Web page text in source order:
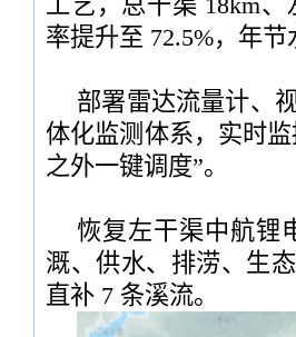
率提升至 72.5%，年节
部署雷达流量计、
体化监测体系，实时
之外一键调度”。
恢复左干渠中航锂
溉、供水、排涝、生
直补 7 条溪流。